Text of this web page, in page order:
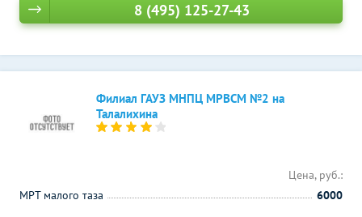
8 (495) 125-27-43
Филиал ГАУЗ МНПЦ МРВСМ №2 на
Талалихина
Цена, руб.:
МРТ малого таза
6000